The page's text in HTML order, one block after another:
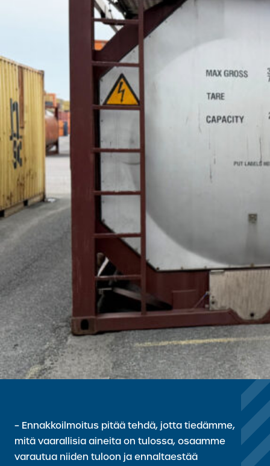
– Ennakkoilmoitus pitää tehdä, jotta tiedämme,
mitä vaarallisia aineita on tulossa, osaamme
varautua niiden tuloon ja ennaltaestää